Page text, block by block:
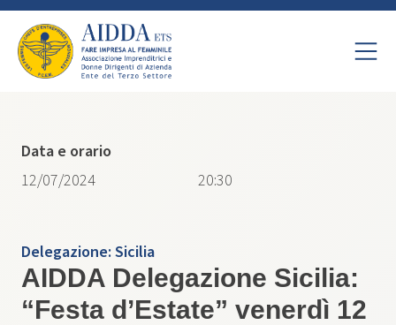
Delegazione:Sicilia
AIDDA Delegazione Sicilia:
“Festa d’Estate” venerdì 12
Data e orario
12/07/2024
20:30